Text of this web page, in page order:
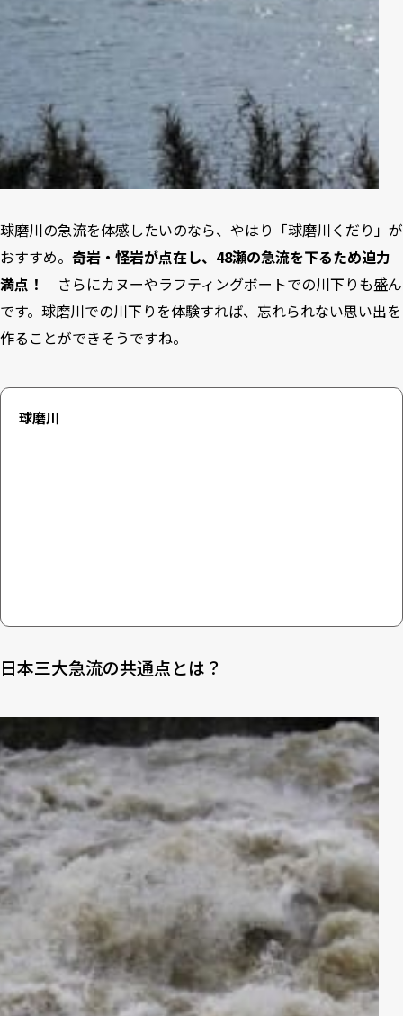
球磨川の急流を体感したいのなら、やはり「球磨川くだり」が
おすすめ。 奇岩・怪岩が点在し、48瀬の急流を下るため迫力
満点！
さらにカヌーやラフティングボートでの川下りも盛ん
です。球磨川での川下りを体験すれば、忘れられない思い出を
作ることができそうですね。
球磨川
日本三大急流の共通点とは？